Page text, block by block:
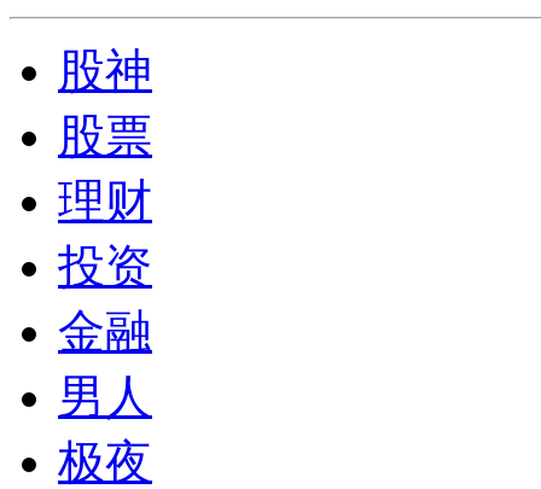
股神
股票
理财
投资
金融
男人
极夜